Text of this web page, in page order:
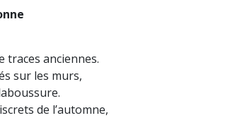
traces anciennes.
sur les murs,
de l’automne,